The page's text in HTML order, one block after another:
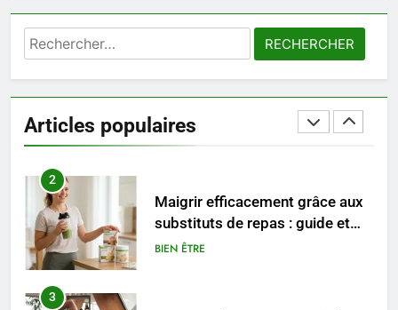
Rechercher :
Articles populaires
femmes enceintes doivent
connaître
SANTÉ
1
ENTREPRISE
2
Maigrir efficacement grâce aux
substituts de repas : guide et
conseils pratiques
BIEN ÊTRE
3